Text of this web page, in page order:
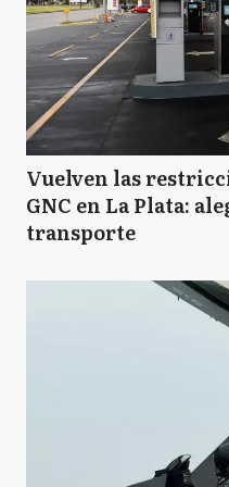
Vuelven las
GNC en La Plata:
transporte